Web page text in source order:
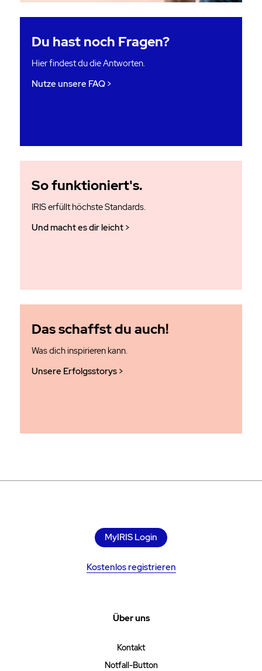
Du hast noch Fragen?
Hier findest du die Antworten.
Nutze unsere FAQ
So funktio­niert's.
IRIS erfüllt höchste Standards.
Und macht es dir leicht
Das schaffst du auch!
Was dich inspirieren kann.
Unsere Erfolgsstorys
MyIRIS Login
Kostenlos registrieren
Über uns
Kontakt
Notfall-Button